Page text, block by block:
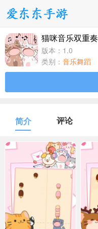
手游分类
卡牌回合
1百+款手游
体育竞速
1百+款手游
1百+款手游
猫咪音乐双重奏
版本：1.0
类别： 音乐舞蹈
简介 评论